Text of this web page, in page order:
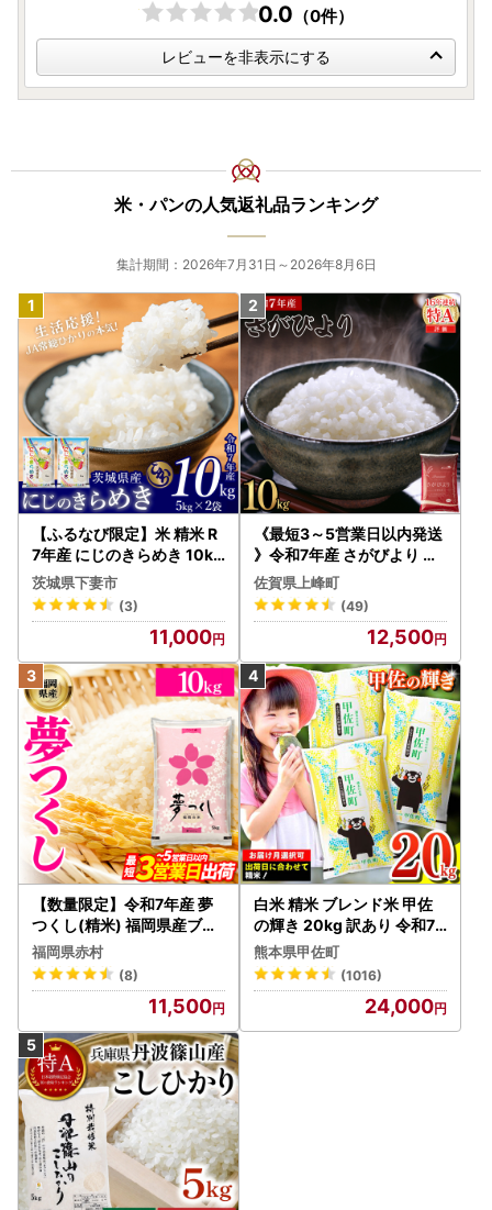
0.0 （0件）
レビューを非表示にする
米・パンの人気返礼品ランキング
集計期間：2026年7月31日～2026年8月6日
【ふるなび限定】米 精米 R
7年産 にじのきらめき 10kg
10月 FN-Limited-PR
茨城県下妻市
(3)
11,000
《最短3～5営業日以内発送
》令和7年産 さがびより 佐
賀県産（精米）10kg
佐賀県上峰町
(49)
12,500
【数量限定】令和7年産 夢
つくし(精米) 福岡県産ブラ
ンド米 10kg (品番:3X11R7)
福岡県赤村
(8)
11,500
白米 精米 ブレンド米 甲佐
の輝き 20kg 訳あり 令和7
年産 【価格改定ZS】
熊本県甲佐町
(1016)
24,000